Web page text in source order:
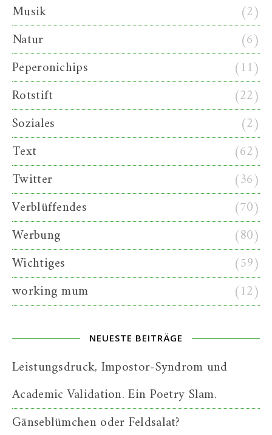
Musik
(2)
Natur
(6)
Peperonichips
(11)
Rotstift
(22)
Soziales
(2)
Text
(62)
Twitter
(36)
Verblüffendes
(70)
Werbung
(80)
Wichtiges
(59)
working mum
(12)
NEUESTE BEITRÄGE
Leistungsdruck, Impostor-Syndrom und
Academic Validation. Ein Poetry Slam.
Gänseblümchen oder Feldsalat?